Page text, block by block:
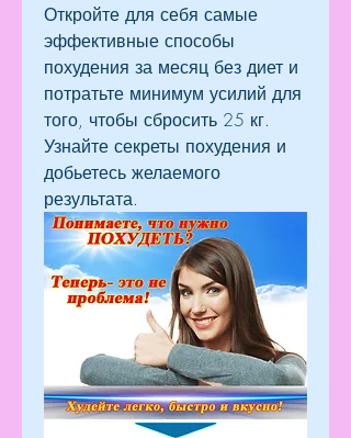
Откройте для себя самые
эффективные способы
похудения за месяц без диет и
потратьте минимум усилий для
того, чтобы сбросить 25 кг.
Узнайте секреты похудения и
добьетесь желаемого
результата.